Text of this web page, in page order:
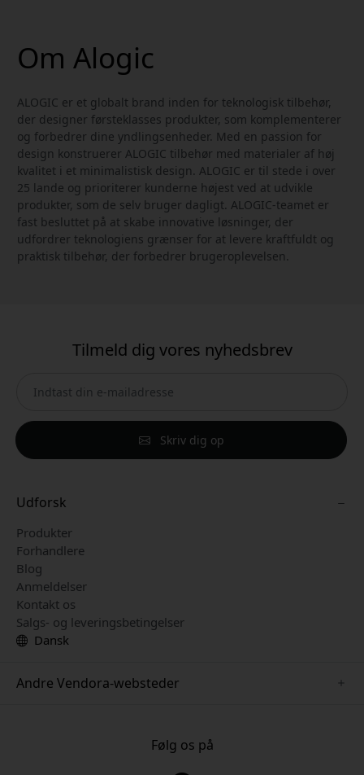
Om Alogic
ALOGIC er et globalt brand inden for teknologisk tilbehør,
der designer førsteklasses produkter, som komplementerer
og forbedrer dine yndlingsenheder. Med en passion for
design konstruerer ALOGIC tilbehør med materialer af høj
kvalitet i et minimalistisk design. ALOGIC er til stede i over
25 lande og prioriterer kunderne højest ved at udvikle
produkter, som de selv bruger dagligt. ALOGIC-teamet er
fast besluttet på at skabe innovative løsninger, der
udfordrer teknologiens grænser for at levere kraftfuldt og
praktisk tilbehør, der forbedrer brugeroplevelsen.
Tilmeld dig vores nyhedsbrev
Skriv dig op
Udforsk
Produkter
Forhandlere
Blog
Anmeldelser
Kontakt os
Salgs- og leveringsbetingelser
Dansk
Andre Vendora-websteder
www.nordicsmartlight.seFølg os på